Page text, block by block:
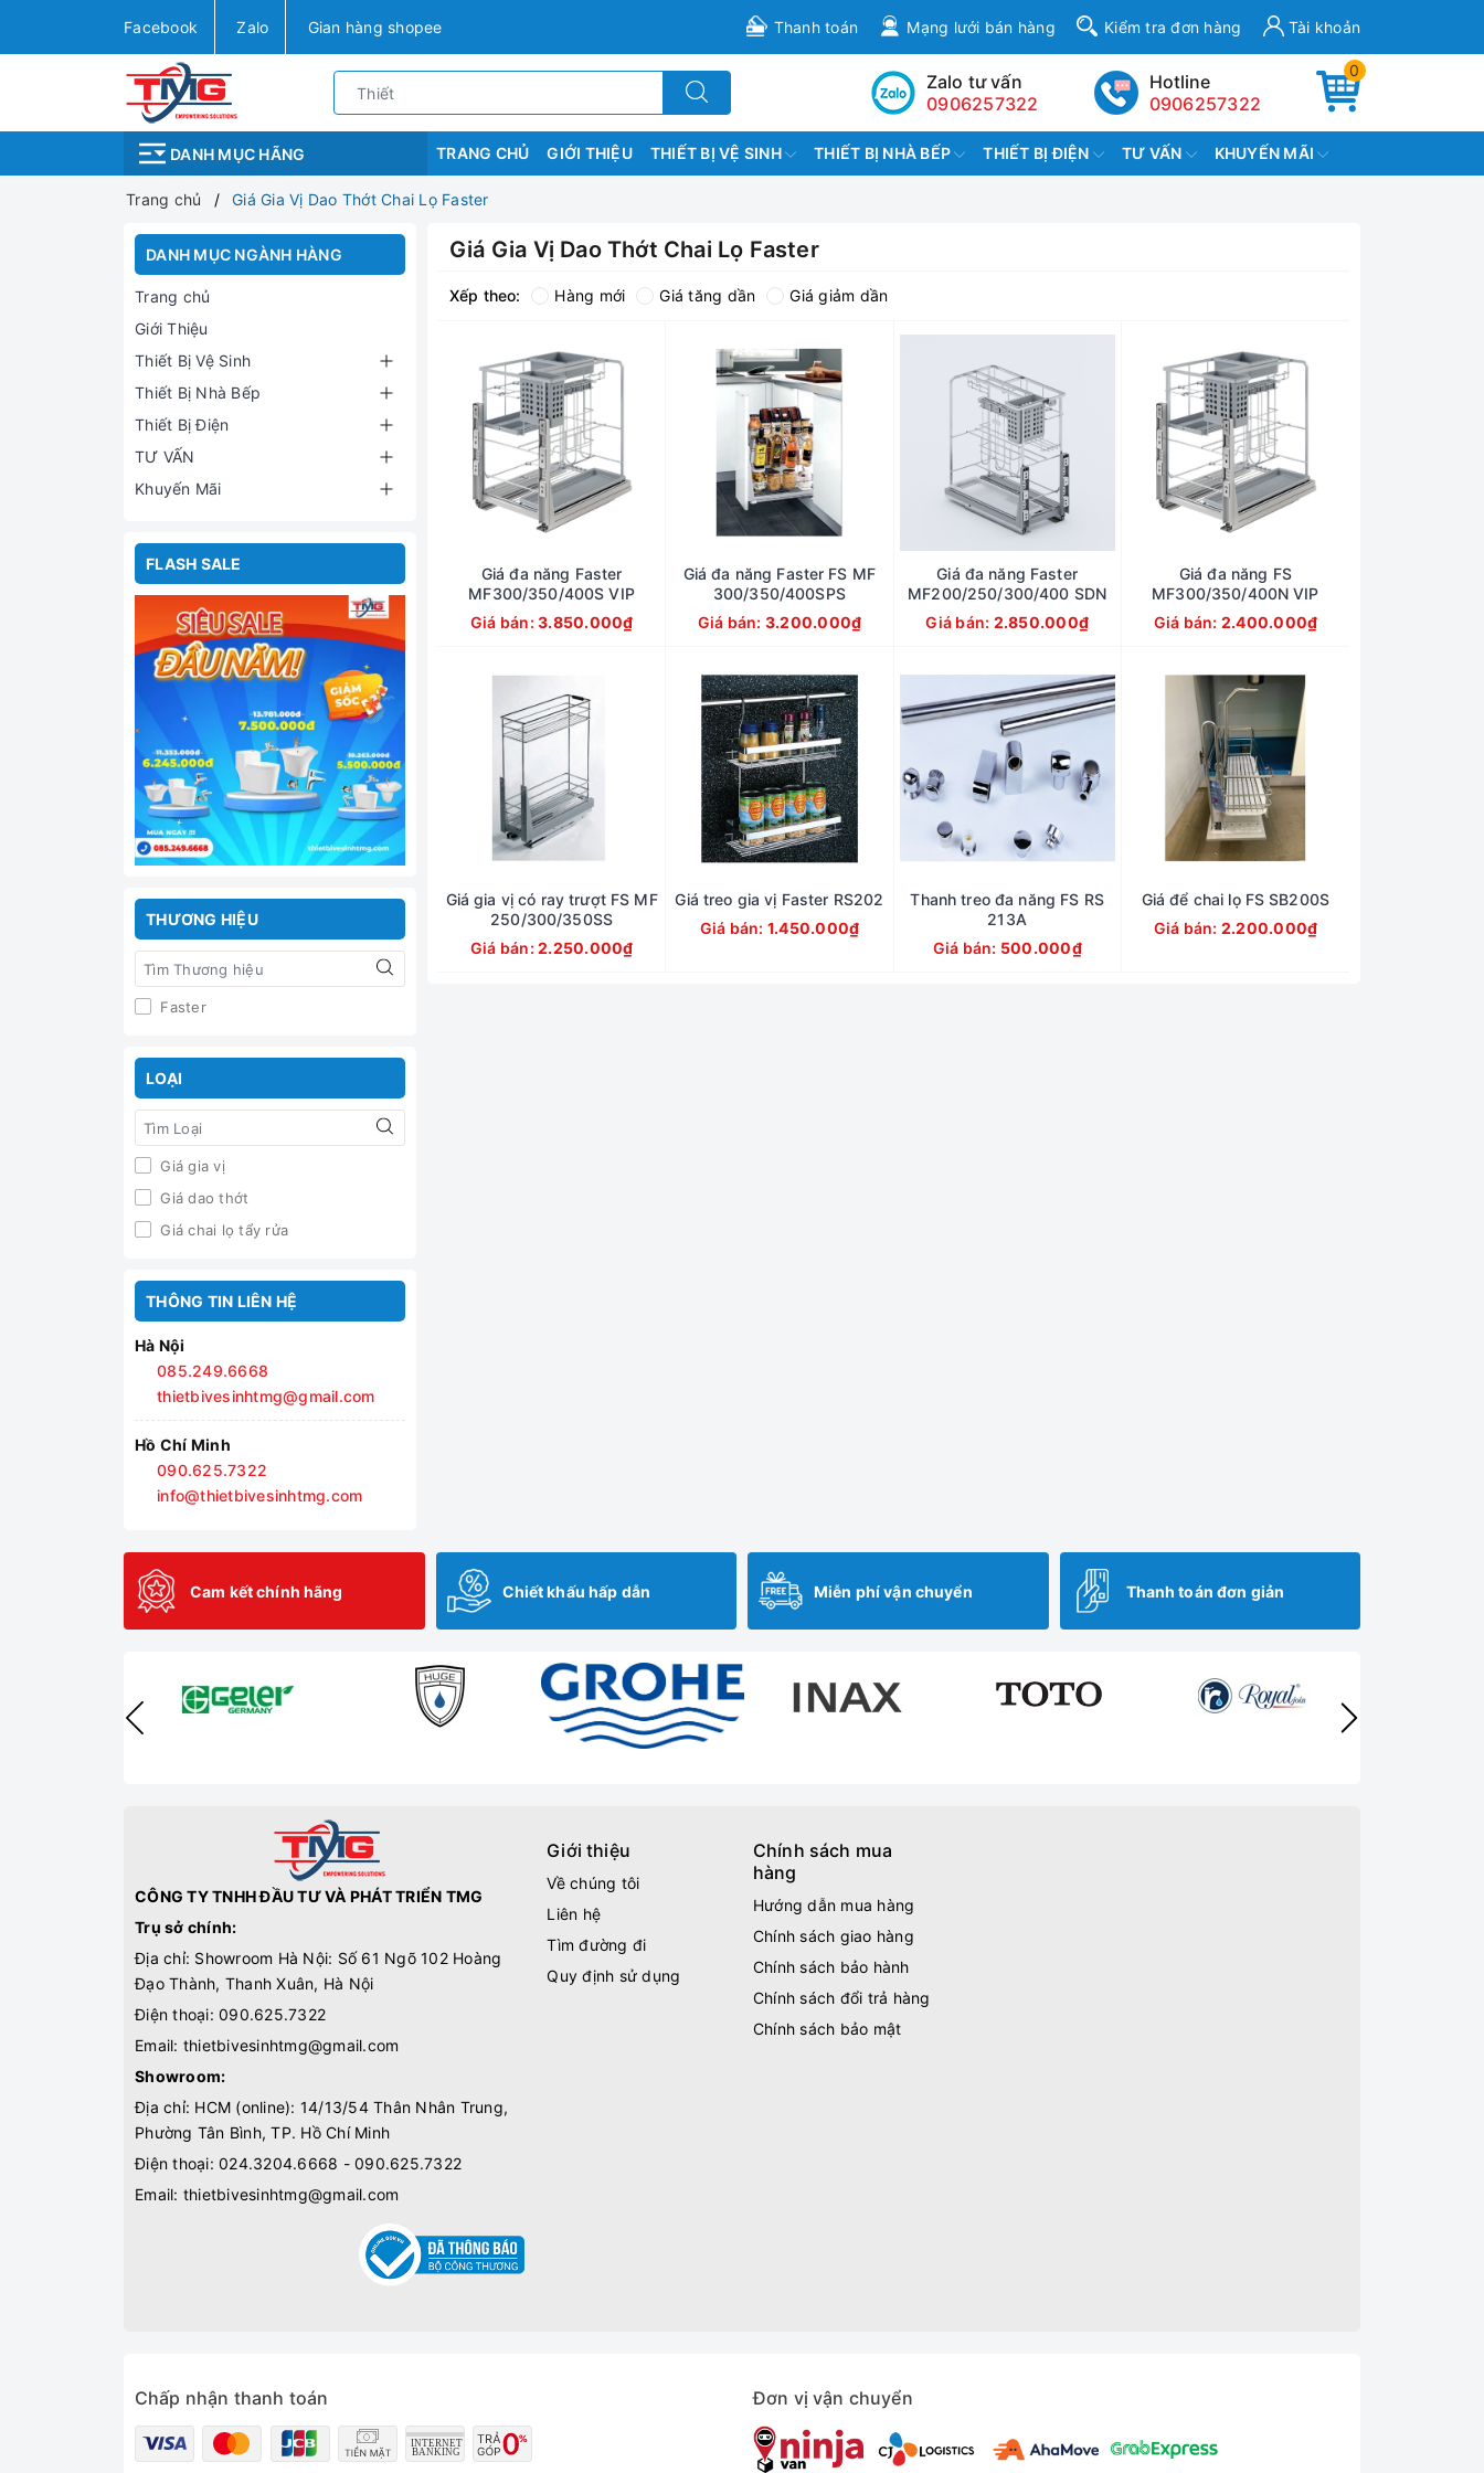
Facebook Zalo Gian hàng shopee Thanh toán Mạng lưới bán hàng Kiểm tra đơn hàng Tài khoản
0
Hotline
0906257322
Zalo tư vấn
0906257322
DANH MỤC HÃNG TRANG CHỦ GIỚI THIỆU THIẾT BỊ VỆ SINH THIẾT BỊ NHÀ BẾP THIẾT BỊ ĐIỆN TƯ VẤN KHUYẾN MÃI
Trang chủ Giá Gia Vị Dao Thớt Chai Lọ Faster
DANH MỤC NGÀNH HÀNG
Trang chủ
Giới Thiệu
Thiết Bị Vệ Sinh
Thiết Bị Nhà Bếp
Thiết Bị Điện
TƯ VẤN
Khuyến Mãi
FLASH SALE
THƯƠNG HIỆU
Faster
LOẠI
Giá gia vị
Giá dao thớt
Giá chai lọ tẩy rửa
THÔNG TIN LIÊN HỆ
Hà Nội
085.249.6668
thietbivesinhtmg@gmail.com
Hồ Chí Minh
090.625.7322
info@thietbivesinhtmg.com
Giá Gia Vị Dao Thớt Chai Lọ Faster
Xếp theo: Hàng mới Giá tăng dần Giá giảm dần
Giá đa năng Faster
MF300/350/400S VIP
Giá bán: 3.850.000₫
Giá đa năng Faster FS MF
300/350/400SPS
Giá bán: 3.200.000₫
Giá đa năng Faster
MF200/250/300/400 SDN
Giá bán: 2.850.000₫
Giá đa năng FS
MF300/350/400N VIP
Giá bán: 2.400.000₫
Giá gia vị có ray trượt FS MF
250/300/350SS
Giá bán: 2.250.000₫
Giá treo gia vị Faster RS202
Giá bán: 1.450.000₫
Thanh treo đa năng FS RS
213A
Giá bán: 500.000₫
Giá để chai lọ FS SB200S
Giá bán: 2.200.000₫
Cam kết chính hãng Chiết khấu hấp dẫn Miễn phí vận chuyển Thanh toán đơn giản
CÔNG TY TNHH ĐẦU TƯ VÀ PHÁT TRIỂN TMG
Trụ sở chính:
Địa chỉ: Showroom Hà Nội: Số 61 Ngõ 102 Hoàng
Đạo Thành, Thanh Xuân, Hà Nội
Điện thoại: 090.625.7322
Email: thietbivesinhtmg@gmail.com
Showroom:
Địa chỉ: HCM (online): 14/13/54 Thân Nhân Trung,
Phường Tân Bình, TP. Hồ Chí Minh
Điện thoại: 024.3204.6668 - 090.625.7322
Email: thietbivesinhtmg@gmail.com
Giới thiệu
Về chúng tôi
Liên hệ
Tìm đường đi
Quy định sử dụng
Chính sách mua
hàng
Hướng dẫn mua hàng
Chính sách giao hàng
Chính sách bảo hành
Chính sách đổi trả hàng
Chính sách bảo mật
Chấp nhận thanh toán Đơn vị vận chuyển